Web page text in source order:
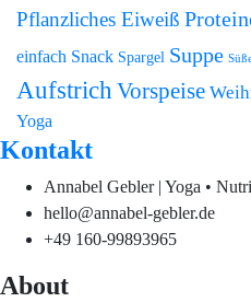
Pflanzliches Eiweiß
einfach Snack Spargel Suppe
AufstrichVorspeise
Yoga
Kontakt
Annabel Gebler | Yoga •
hello@annabel-gebler.de
+49 160-99893965
About